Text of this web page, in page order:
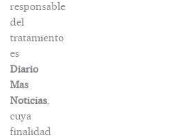
responsable
del
tratamiento
es
Diario
Mas
Noticias,
cuya
finalidad